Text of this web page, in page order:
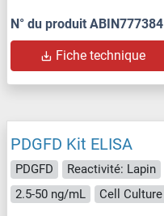
N° du produit ABIN777384
Fiche technique
PDGFD Kit ELISA
PDGFD Reactivité: Lapin
2.5-50 ng/mL